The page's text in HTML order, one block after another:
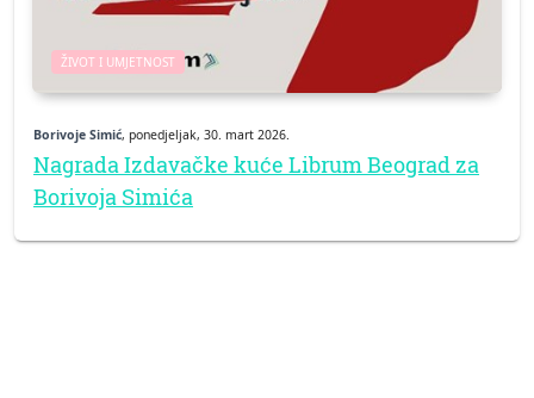
ŽIVOT I UMJETNOST
Borivoje Simić, ponedjeljak, 30. mart 2026.
Nagrada Izdavačke kuće Librum Beograd za
Borivoja Simića